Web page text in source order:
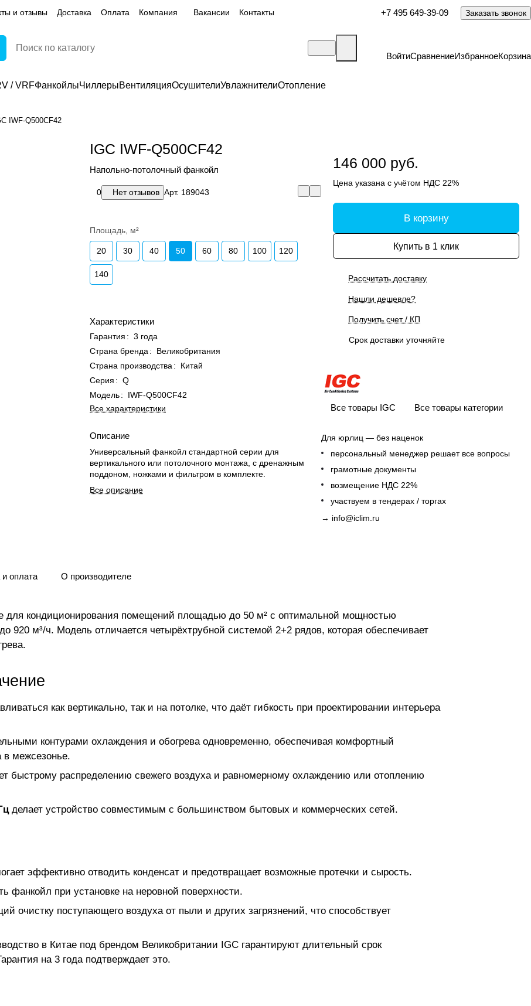
и отзывы Доставка Оплата Компания Вакансии Контакты +7 495 649-39-09 Заказать звонок
ВойтиСравнениеИзбранноеКорзина
/ VRFФанкойлыЧиллерыВентиляцияОсушителиУвлажнителиОтопление
IWF-Q500CF42
IGC IWF-Q500CF42
Напольно-потолочный фанкойл
0 Нет отзывов Арт. 189043
Площадь, м²
20 30 40 50 60 80 100 120
140
Характеристики
Гарантия : 3 года
Страна бренда :
Великобритания
Страна производства :
Китай
Серия : Q
Модель:
IWF-Q500CF42
Все характеристики
Описание
Универсальный фанкойл стандартной серии для
вертикального или потолочного монтажа, с дренажным
поддоном, ножками и фильтром в комплекте.
Все описание
146 000 руб.
Цена указана с учётом НДС 22%
В корзину
Купить в 1 клик
Рассчитать доставку
Нашли дешевле?
Получить счет / КП
Срок доставки уточняйте
Все товары IGC Все товары категории
Для юрлиц — без наценок
персональный менеджер решает все вопросы
грамотные документы
возмещение НДС 22%
участвуем в тендерах / торгах
→ info@iclim.ru
и оплата О производителе
для кондиционирования помещений площадью до 50 м² с оптимальной мощностью
м³/ч. Модель отличается четырёхтрубной системой 2+2 рядов, которая обеспечивает
как вертикально, так и на потолке, что даёт гибкость при проектировании интерьера
контурами охлаждения и обогрева одновременно, обеспечивая комфортный
в межсезонье.
быстрому распределению свежего воздуха и равномерному охлаждению или отоплению
делает устройство совместимым с большинством бытовых и коммерческих сетей.
эффективно отводить конденсат и предотвращает возможные протечки и сырость.
при установке на неровной поверхности.
очистку поступающего воздуха от пыли и других загрязнений, что способствует
в Китае под брендом Великобритании IGC гарантируют длительный срок
на 3 года подтверждает это.